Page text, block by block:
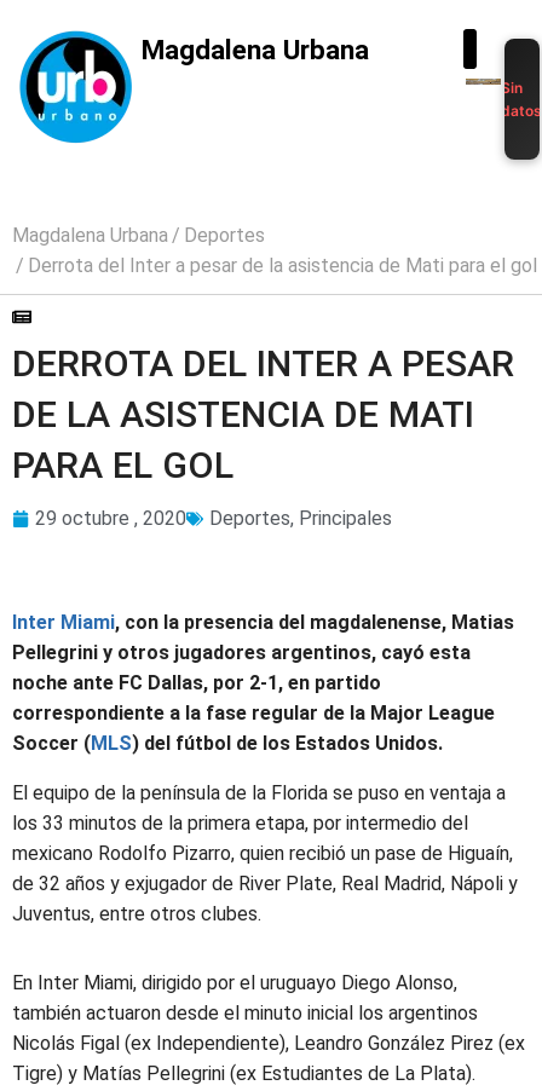
Magdalena Urbana
Sin
datos
Magdalena Urbana
Deportes
Derrota del Inter a pesar de la asistencia de Mati para el gol
DERROTA DEL INTER A PESAR
DE LA ASISTENCIA DE MATI
PARA EL GOL
29 octubre , 2020 Deportes, Principales
Inter Miami, con la presencia del magdalenense, Matias
Pellegrini y otros jugadores argentinos, cayó esta
noche ante FC Dallas, por 2-1, en partido
correspondiente a la fase regular de la Major League
Soccer (MLS) del fútbol de los Estados Unidos.
El equipo de la península de la Florida se puso en ventaja a
los 33 minutos de la primera etapa, por intermedio del
mexicano Rodolfo Pizarro, quien recibió un pase de Higuaín,
de 32 años y exjugador de River Plate, Real Madrid, Nápoli y
Juventus, entre otros clubes.
En Inter Miami, dirigido por el uruguayo Diego Alonso,
también actuaron desde el minuto inicial los argentinos
Nicolás Figal (ex Independiente), Leandro González Pirez (ex
Tigre) y Matías Pellegrini (ex Estudiantes de La Plata).